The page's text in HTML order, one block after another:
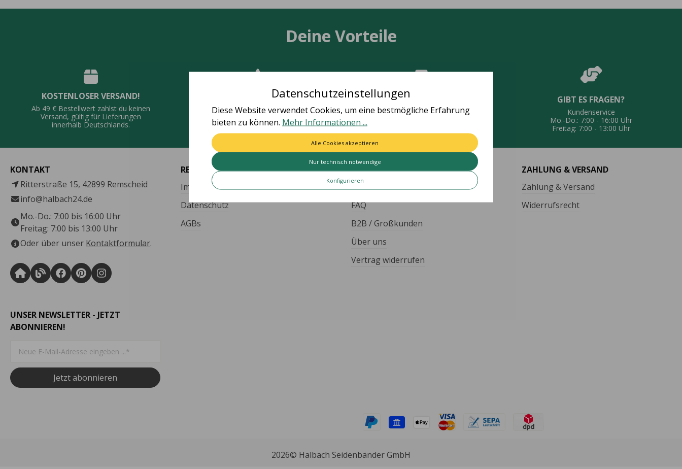
Deine Vorteile
KOSTENLOSER VERSAND!
Ab 49 € Bestellwert zahlst du keinen
Versand, gültig für Lieferungen
innerhalb Deutschlands.
Viele Artikel vollständig in
Deutschland hergestellt.
SCHNELLE LIEFERUNG
Schnelle und bequeme Lieferung
GIBT ES FRAGEN?
Kundenservice
Mo.-Do.: 7:00 - 16:00 Uhr
Freitag: 7:00 - 13:00 Uhr
KONTAKT
Ritterstraße 15, 42899 Remscheid
info@halbach24.de
Mo.-Do.: 7:00 bis 16:00 Uhr
Freitag: 7:00 bis 13:00 Uhr
Oder über unser Kontaktformular.
RECHTLICHES
Impressum
Datenschutz
AGBs
HILFE & KONTAKT
Kontakt
FAQ
B2B / Großkunden
Über uns
Vertrag widerrufen
ZAHLUNG & VERSAND
Zahlung & Versand
Widerrufsrecht
UNSER NEWSLETTER - JETZT
ABONNIEREN!
Jetzt abonnieren
2026© Halbach Seidenbänder GmbH
Datenschutzeinstellungen
Diese Website verwendet Cookies, um eine bestmögliche Erfahrung
bieten zu können. Mehr Informationen ...
Nur technisch notwendige
Konfigurieren
Alle Cookies akzeptieren